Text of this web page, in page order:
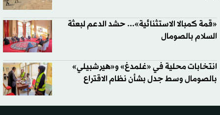
«قمة كمبالا الاستثنائية»... حشد الدعم لبعثة
السلام بالصومال
انتخابات محلية في «غلمدغ» و«هيرشبيلي»
بالصومال وسط جدل بشأن نظام الاقتراع